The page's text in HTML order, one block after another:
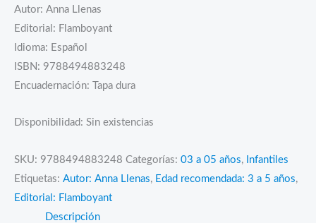
Autor: Anna Llenas
Editorial: Flamboyant
Idioma: Español
ISBN: 9788494883248
Encuadernación: Tapa dura
Disponibilidad: Sin existencias
SKU: 9788494883248 Categorías: 03 a 05 años, Infantiles
Etiquetas: Autor: Anna Llenas, Edad recomendada: 3 a 5 años,
Editorial: Flamboyant
Descripción